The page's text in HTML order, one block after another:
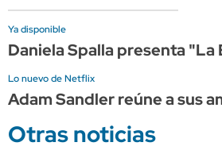
Ya disponible
Daniela Spalla presenta "La
Lo nuevo de Netflix
Adam Sandler reúne a sus
Otras noticias